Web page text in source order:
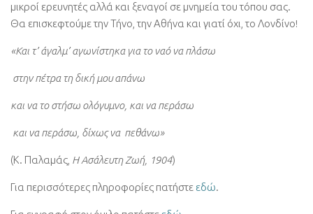
μικροί ερευνητές αλλά και ξεναγοί σε μνημεία του τόπου σας.
Θα επισκεφτούμε την Τήνο, την Αθήνα και γιατί όχι, το Λονδίνο!
«Και τ’ άγαλμ’ αγωνίστηκα για το ναό να πλάσω
στην πέτρα τη δική μου απάνω
και να το στήσω ολόγυμνο, και να περάσω
και να περάσω, δίχως να πεθάνω»
(Κ. Παλαμάς, Η Ασάλευτη Ζωή, 1904)
Για περισσότερες πληροφορίες πατήστε εδώ.